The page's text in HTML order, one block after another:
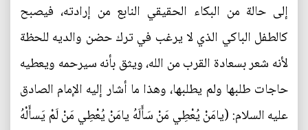
إلى حالة من البكاء الحقيقي النابع من إرادته، فيصبح
كالطفل الباكي الذي لا يرغب في ترك حضن والديه للحظة
لأنه شعر بسعادة القرب من الله، ويثق بأنه سيرحمه ويعطيه
حاجات طلبها ولم يطلبها، وهذا ما أشار إليه الإمام الصادق
عليه السلام: (يامَنْ يُعْطِي مَنْ سَأَلَهُ يامَنْ يُعْطِي مَنْ لَمْ يَسأَلْهُ